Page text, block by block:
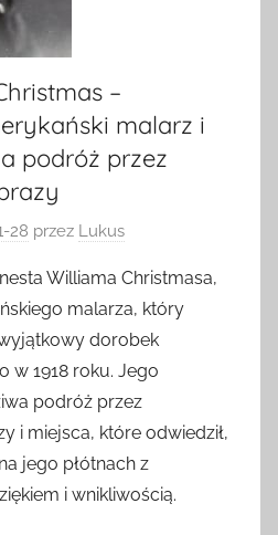
–
malarz i
podróż przez
28 przez Lukus
Williama Christmasa,
malarza, który
dorobek
w 1918 roku. Jego
podróż przez
i miejsca, które odwiedził,
jego płótnach z
i wnikliwością.